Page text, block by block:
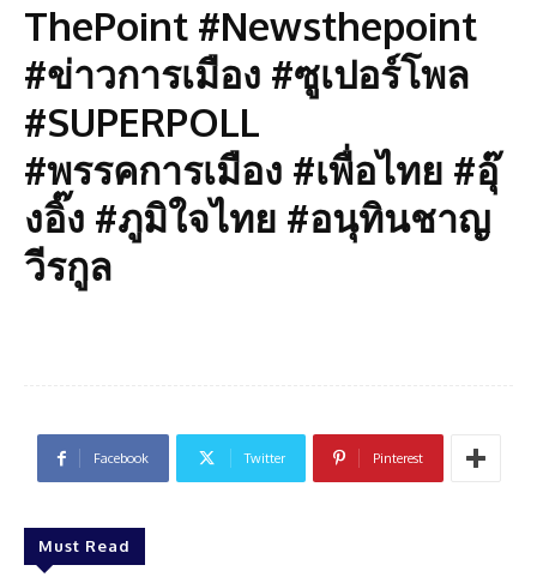
ThePoint #Newsthepoint
#ข่าวการเมือง #ซูเปอร์โพล
#SUPERPOLL
#พรรคการเมือง #เพื่อไทย #อุ๊
งอิ๊ง #ภูมิใจไทย #อนุทินชาญ
วีรกูล
Facebook Twitter Pinterest
Must Read